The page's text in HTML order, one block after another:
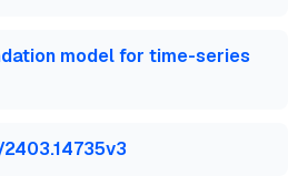
model for time-series